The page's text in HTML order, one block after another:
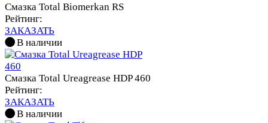
Смазка Total Biomerkan RS
Рейтинг:
ЗАКАЗАТЬ
В наличии
Смазка Total Ureagrease HDP 460
Рейтинг:
ЗАКАЗАТЬ
В наличии